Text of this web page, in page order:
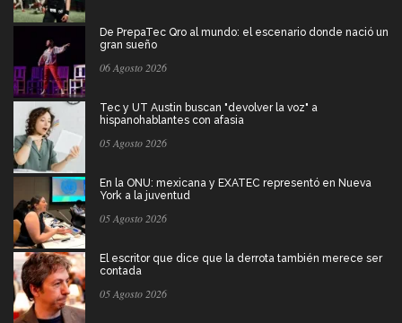
De PrepaTec Qro al mundo: el escenario donde nació un
gran sueño
06 Agosto 2026
Tec y UT Austin buscan "devolver la voz" a
hispanohablantes con afasia
05 Agosto 2026
En la ONU: mexicana y EXATEC representó en Nueva
York a la juventud
05 Agosto 2026
El escritor que dice que la derrota también merece ser
contada
05 Agosto 2026